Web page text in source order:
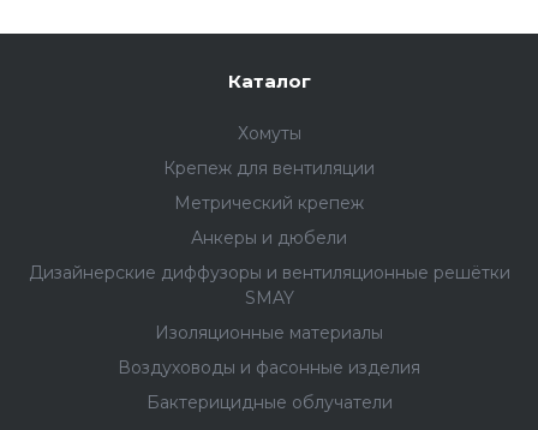
Каталог
Хомуты
Крепеж для вентиляции
Метрический крепеж
Анкеры и дюбели
Дизайнерские диффузоры и вентиляционные решётки
SMAY
Изоляционные материалы
Воздуховоды и фасонные изделия
Бактерицидные облучатели